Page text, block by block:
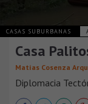
CASAS SUBURBANAS
Casa
Matías Cosenza
Diplomacia